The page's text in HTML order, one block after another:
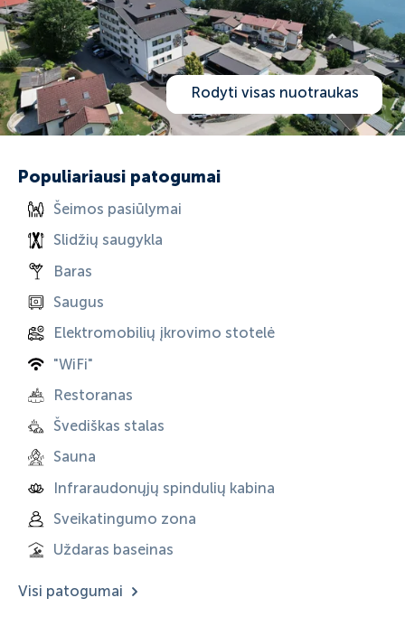
Rodyti visas nuotraukas
Populiariausi patogumai
Šeimos pasiūlymai
Slidžių saugykla
Baras
Saugus
Elektromobilių įkrovimo stotelė
"WiFi"
Restoranas
Švediškas stalas
Sauna
Infraraudonųjų spindulių kabina
Sveikatingumo zona
Uždaras baseinas
Visi patogumai